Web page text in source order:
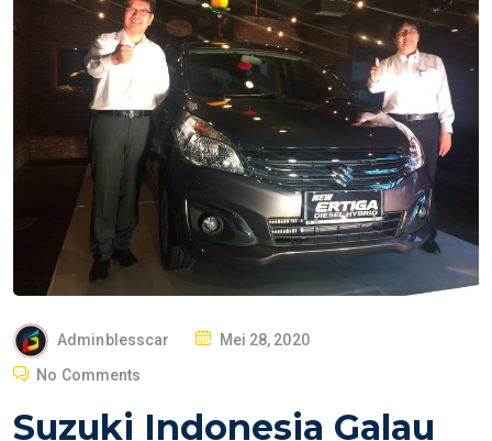
Adminblesscar
P
T
Mei 28, 2020
No Comments
Suzuki Indonesia Galau